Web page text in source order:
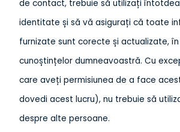
de contact, trebuie să utilizați
identitate și să vă asigurați că toate
furnizate sunt corecte și actualizate,
cunoștințelor dumneavoastră. Cu
care aveți permisiunea de a face
dovedi acest lucru), nu trebuie să
despre alte persoane.